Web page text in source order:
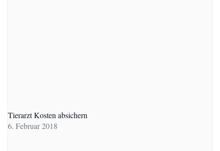
Tierarzt Kosten absichern
6. Februar 2018